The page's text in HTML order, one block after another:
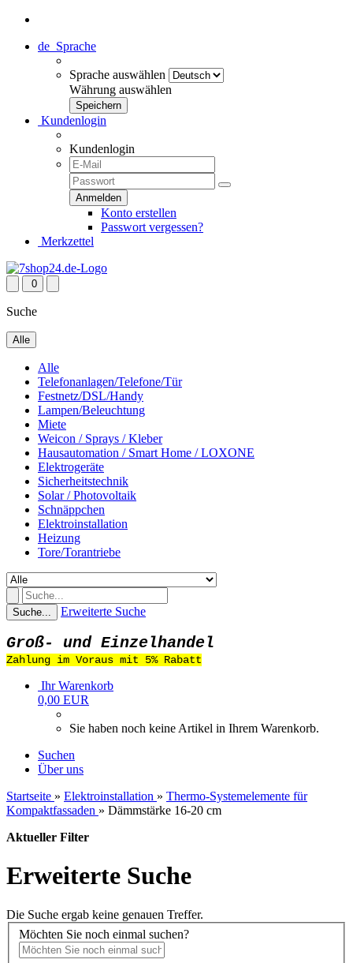
de Sprache
Sprache auswählen
Währung auswählen
Kundenlogin
Kundenlogin
Konto erstellen
Passwort vergessen?
Merkzettel
0
Suche
Alle
Alle
Telefonanlagen/Telefone/Tür
Festnetz/DSL/Handy
Lampen/Beleuchtung
Miete
Weicon / Sprays / Kleber
Hausautomation / Smart Home / LOXONE
Elektrogeräte
Sicherheitstechnik
Solar / Photovoltaik
Schnäppchen
Elektroinstallation
Heizung
Tore/Torantriebe
Suche... Erweiterte Suche
Groß- und Einzelhandel
Zahlung im Voraus mit 5% Rabatt
Ihr Warenkorb
0,00 EUR
Sie haben noch keine Artikel in Ihrem Warenkorb.
Suchen
Über uns
Startseite » Elektroinstallation » Thermo-Systemelemente für
Kompaktfassaden » Dämmstärke 16-20 cm
Aktueller Filter
Erweiterte Suche
Die Suche ergab keine genauen Treffer.
Möchten Sie noch einmal suchen?